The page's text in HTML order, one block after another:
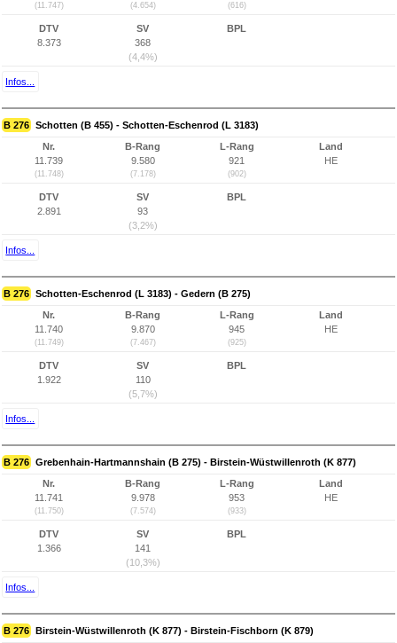
(11.747) (4.654) (616)
DTV
8.373
SV
368
(4,4%)
BPL
Infos...
B 276 Schotten (B 455) - Schotten-Eschenrod (L 3183)
Nr.
11.739
(11.748)
B-Rang
9.580
(7.178)
L-Rang
921
(902)
Land
HE
DTV
2.891
SV
93
(3,2%)
BPL
Infos...
B 276 Schotten-Eschenrod (L 3183) - Gedern (B 275)
Nr.
11.740
(11.749)
B-Rang
9.870
(7.467)
L-Rang
945
(925)
Land
HE
DTV
1.922
SV
110
(5,7%)
BPL
Infos...
B 276 Grebenhain-Hartmannshain (B 275) - Birstein-Wüstwillenroth (K 877)
Nr.
11.741
(11.750)
B-Rang
9.978
(7.574)
L-Rang
953
(933)
Land
HE
DTV
1.366
SV
141
(10,3%)
BPL
Infos...
B 276 Birstein-Wüstwillenroth (K 877) - Birstein-Fischborn (K 879)